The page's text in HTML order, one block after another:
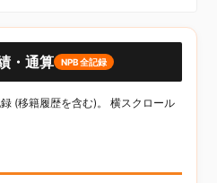
・通算 NPB全記録
(移籍履歴を含む)。 横スクロール